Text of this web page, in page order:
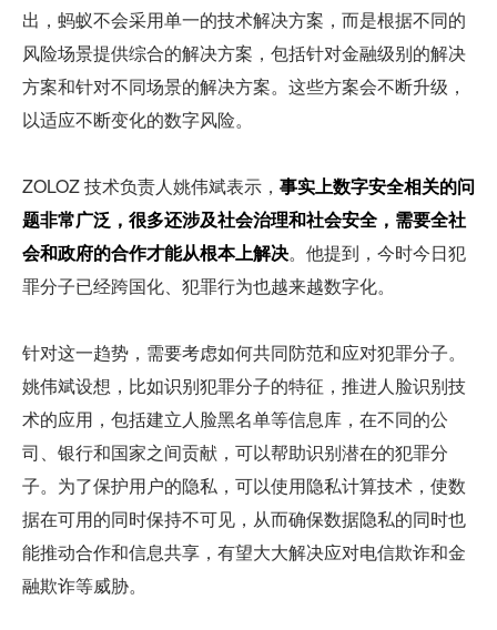
出，蚂蚁不会采用单一的技术解决方案，而是根据不同的
风险场景提供综合的解决方案，包括针对金融级别的解决
方案和针对不同场景的解决方案。这些方案会不断升级，
以适应不断变化的数字风险。
ZOLOZ 技术负责人姚伟斌表示， 事实上数字安全相关的问
题非常广泛，很多还涉及社会治理和社会安全，需要全社
会和政府的合作才能从根本上解决。他提到，今时今日犯
罪分子已经跨国化、犯罪行为也越来越数字化。
针对这一趋势，需要考虑如何共同防范和应对犯罪分子。
姚伟斌设想，比如识别犯罪分子的特征，推进人脸识别技
术的应用，包括建立人脸黑名单等信息库，在不同的公
司、银行和国家之间贡献，可以帮助识别潜在的犯罪分
子。为了保护用户的隐私，可以使用隐私计算技术，使数
据在可用的同时保持不可见，从而确保数据隐私的同时也
能推动合作和信息共享，有望大大解决应对电信欺诈和金
融欺诈等威胁。